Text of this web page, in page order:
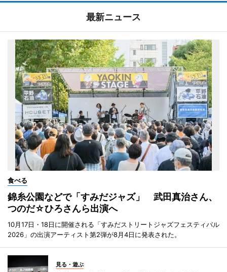
最新ニュース
食べる
錦糸公園などで「すみだジャズ」 武田真治さん、
つのだ☆ひろさんら出演へ
10月17日・18日に開催される「すみだストリートジャズフェスティバル
2026」の出演アーティスト第2弾が8月4日に発表された。
見る・遊ぶ